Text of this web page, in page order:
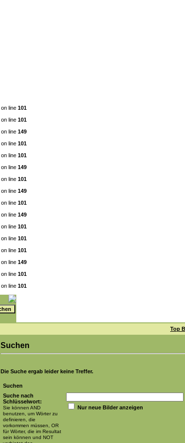
on line 101
on line 101
on line 149
on line 101
on line 101
on line 149
on line 101
on line 149
on line 101
on line 149
on line 101
on line 101
on line 101
on line 149
on line 101
on line 101
Top
Suchen
Die Suche ergab leider keine Treffer.
Suchen
Suche nach
Schlüsselwort:
Sie können AND
benutzen, um Wörter zu
definieren, die
vorkommen müssen, OR
für Wörter, die im Resultat
sein können und NOT
Nur neue Bilder anzeigen